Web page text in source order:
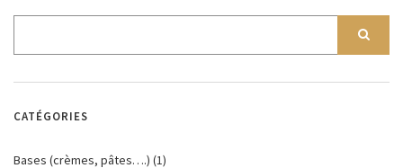
CATÉGORIES
Bases (crèmes, pâtes….) (1)